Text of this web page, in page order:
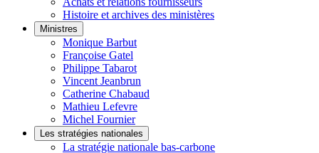
Histoire et archives des ministères
Ministres
Monique Barbut
Françoise Gatel
Philippe Tabarot
Vincent Jeanbrun
Catherine Chabaud
Mathieu Lefevre
Michel Fournier
Les stratégies nationales
La stratégie nationale bas-carbone